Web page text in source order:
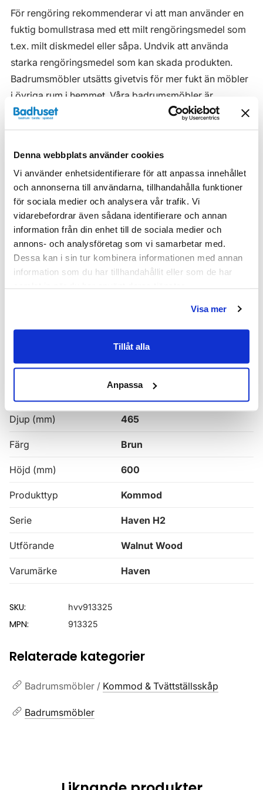
Denna webbplats använder cookies
Vi använder enhetsidentifierare för att anpassa innehållet
och annonserna till användarna, tillhandahålla funktioner
för sociala medier och analysera vår trafik. Vi
vidarebefordrar även sådana identifierare och annan
information från din enhet till de sociala medier och
annons- och analysföretag som vi samarbetar med.
Dessa kan i sin tur kombinera informationen med annan
information som du har tillhandahållit eller som de har
Visa mer
Tillåt alla
Anpassa
För rengöring rekommenderar vi att man använder en
fuktig bomullstrasa med ett milt rengöringsmedel som
t.ex. milt diskmedel eller såpa. Undvik att använda
starka rengöringsmedel som kan skada produkten.
Badrumsmöbler utsätts givetvis för mer fukt än möbler
i övriga rum i hemmet. Våra badrumsmöbler är
anpassade för badrummet och gjorda i fukttåliga
luftfuktighet.
Tänk på att se till att ventilationen är god och att
möblerna placeras på ett sådant avstånd från
badkar/dusch att vatten inte kan skvätta direkt på
möbeln. Blöta fläckar, även vanligt vatten, torkas upp
så snart som möjligt.
Haven H2 Serie
Egenskaper
Djup (mm) 465
Färg Brun
Höjd (mm) 600
Produkttyp Kommod
Serie Haven H2
Utförande Walnut Wood
Varumärke Haven
SKU: hvv913325
MPN: 913325
Relaterade kategorier
Badrumsmöbler / Kommod & Tvättställsskåp
Badrumsmöbler